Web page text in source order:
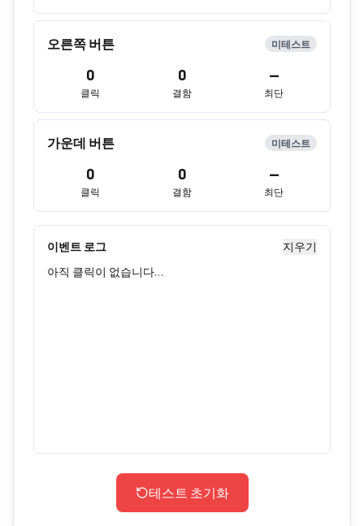
오른쪽 버튼 미테스트
0
클릭
0
결함
—
최단
가운데 버튼 미테스트
0
클릭
0
결함
—
최단
이벤트 로그
지우기
아직 클릭이 없습니다…
테스트 초기화